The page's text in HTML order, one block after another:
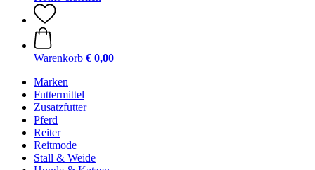
Warenkorb € 0,00
Marken
Futtermittel
Zusatzfutter
Pferd
Reiter
Reitmode
Stall & Weide